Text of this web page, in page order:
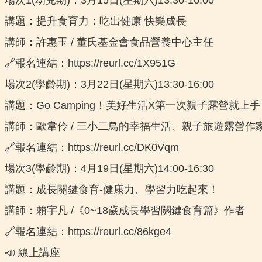
講題：提升食育力：吃出健康 快樂成長
講師：許惠玉 / 董氏基金會食品營養中心主任
🔗報名連結：https://reurl.cc/1X951G
場次2(學齡期)：3月22日(星期六)13:30-16:00
講題：Go Camping！美好生活X第一次親子露營就上手
講師：歐韋伶 / 三小二鳥的幸福生活、親子旅遊露營作
🔗報名連結：https://reurl.cc/DK0Vqm
場次3(學齡期)：4月19日(星期六)14:00-16:30
講題：成長關鍵食育-健康力、學習力吃起來！
講師：賴宇凡 /《0~18歲成長學習關鍵食育篇》作者
🔗報名連結：https://reurl.cc/86kge4
📣 線上講座